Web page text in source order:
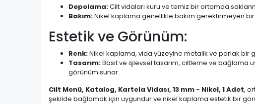
Depolama:Cilt vidaları kuru ve temiz bir ortamda
Bakım:Nikel kaplama genellikle bakım gerektirmeyen
Estetik ve Görünüm:
Renk:Nikel kaplama, vida yüzeyine metalik ve parlak bir
Tasarım:Basit ve işlevsel tasarım, ciltleme ve bağlama
görünüm sunar.
Cilt Menü, Katalog, Kartela Vidası, 13 mm - Nikel, 1 Adet,
şekilde bağlamak için uygundur ve nikel kaplama estetik bir